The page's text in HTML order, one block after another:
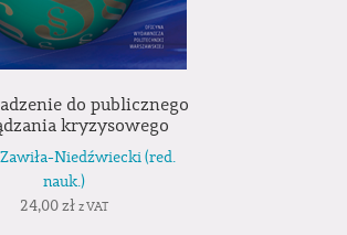
do publicznego
kryzysowego
Zawiła-Niedźwiecki (red.
nauk.)
24,00zł z VAT